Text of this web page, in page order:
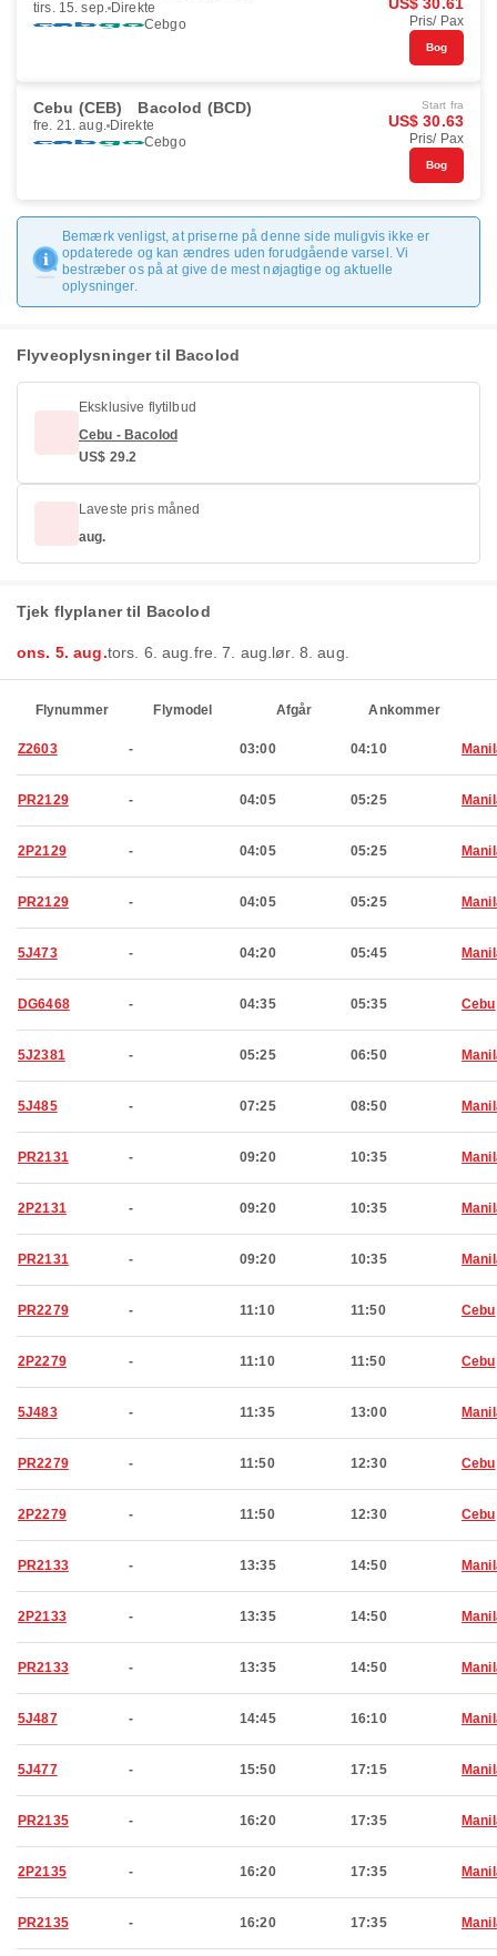
tirs. 15. sep. Direkte
Cebgo
Pris/ Pax
Bog
Cebu (CEB) Bacolod (BCD)
fre. 21. aug. Direkte
Cebgo
Start fra
US$ 30.63
Pris/ Pax
Bog
Bemærk venligst, at priserne på denne side muligvis ikke er
opdaterede og kan ændres uden forudgående varsel. Vi
bestræber os på at give de mest nøjagtige og aktuelle
oplysninger.
Flyveoplysninger til Bacolod
Eksklusive flytilbud
Cebu - Bacolod
US$ 29.2
Laveste pris måned
aug.
Tjek flyplaner til Bacolod
ons. 5. aug.tors. 6. aug. fre. 7. aug. lør. 8. aug.
Flynummer Flymodel Afgår Ankommer
Z2603 - 03:00 04:10
PR2129 - 04:05 05:25
2P2129 - 04:05 05:25
PR2129 - 04:05 05:25
5J473 - 04:20 05:45
DG6468 - 04:35 05:35 Cebu
5J2381 - 05:25 06:50
5J485 - 07:25 08:50
PR2131 - 09:20 10:35
2P2131 - 09:20 10:35
PR2131 - 09:20 10:35
PR2279 - 11:10 11:50 Cebu
2P2279 - 11:10 11:50 Cebu
5J483 - 11:35 13:00
PR2279 - 11:50 12:30 Cebu
2P2279 - 11:50 12:30 Cebu
PR2133 - 13:35 14:50
2P2133 - 13:35 14:50
PR2133 - 13:35 14:50
5J487 - 14:45 16:10
5J477 - 15:50 17:15
PR2135 - 16:20 17:35
2P2135 - 16:20 17:35
PR2135 - 16:20 17:35